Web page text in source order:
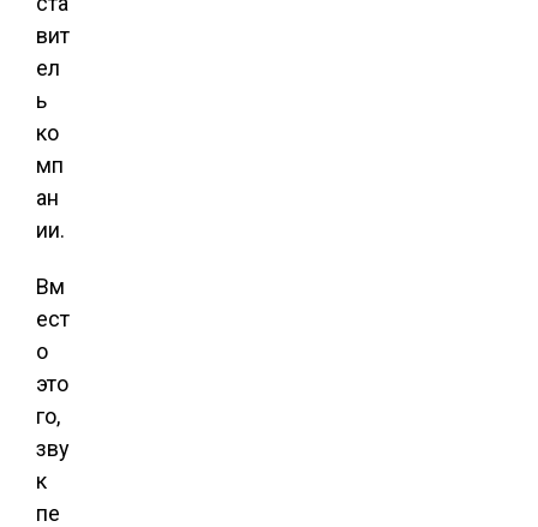
вит
ел
ь
ко
мп
ан
ии.
Вм
ест
о
это
го,
зву
к
пе